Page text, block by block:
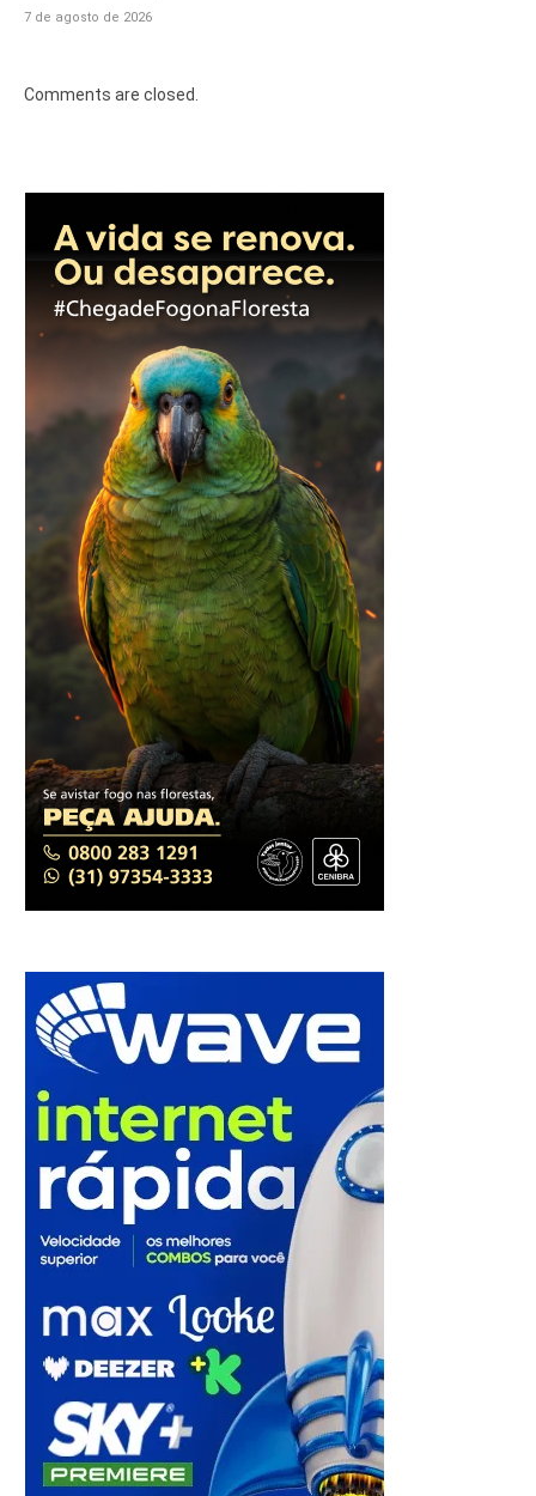
7 de agosto de 2026
Comments are closed.